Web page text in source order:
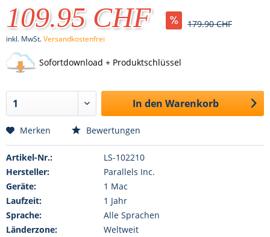
109.95 CHF 179.90 CHF
inkl. MwSt.Versandkostenfrei
Sofortdownload + Produktschlüssel
In den Warenkorb
Merken Bewertungen
Artikel-Nr.:
LS-102210
Hersteller:
Parallels Inc.
Geräte:
1 Mac
Laufzeit:
1 Jahr
Sprache:
Alle Sprachen
Länderzone:
Weltweit